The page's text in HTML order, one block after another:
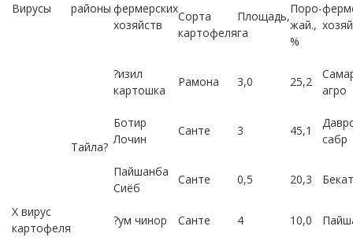
Вирусы районы фермерских
хозяйств
Сорта
картофеля
Площадь,
га
Поро-
жай.,
%
Х вирус
картофеля
Тaйлa?
?изил
картошка
Рамона 3,0 25,2
агро
Ботир
Лочин
Санте 3 45,1
сабр
Пайшанба
Сиёб
Санте 0,5 20,3 Бекат
?ум чинор Санте 4 10,0